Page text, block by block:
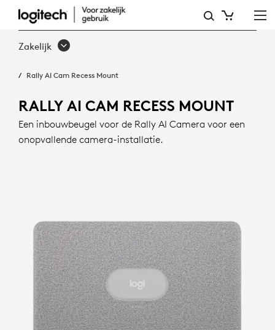
RALLY
AI
RECESS
MOUNT
Zakelijk
Rally AI Cam Recess Mount
RALLY AI CAM RECESS MOUNT
Een inbouwbeugel voor de Rally AI Camera voor een
onopvallende camera-installatie.